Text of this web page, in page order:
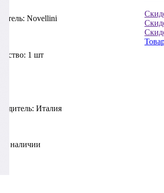
Novellini
1 шт
Италия
В наличии